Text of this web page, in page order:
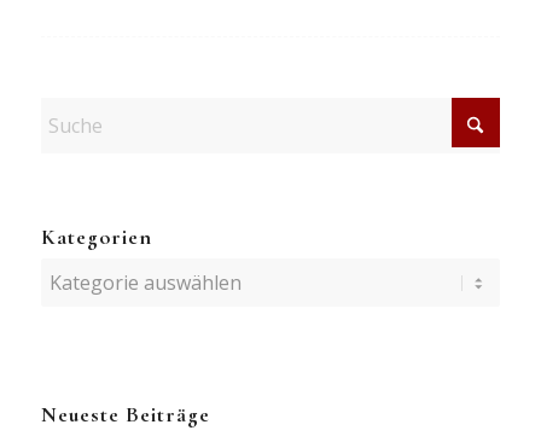
Kategorien
Kategorien
Neueste Beiträge